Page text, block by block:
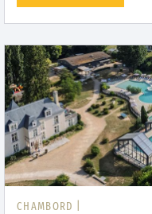
CHAMBORD |